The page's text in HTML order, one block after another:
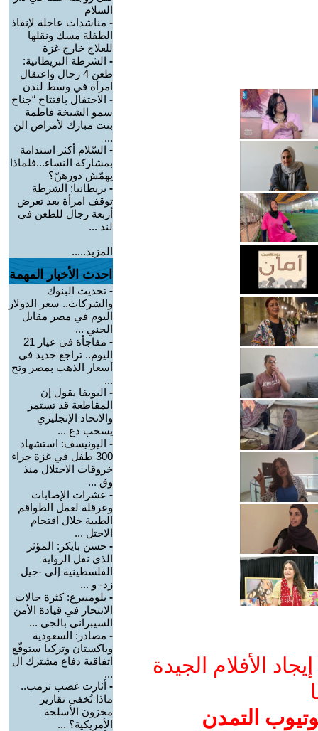
الأفلام الجيدة
التمدن
السلام
- مناشدات عاجلة لإنقاذ
الطفلة مسك ونقلها
للعلاج خارج غزة
- الشرطة البريطانية:
طعن 4 رجال واعتقال
امرأة في وسط لندن
- الاحتفال بافتتاح “جناح
سمو الشيخة فاطمة
بنت مبارك لأمراض الن
...
- السّلام أكثر استدامة
بمشاركة النساء...فلماذا
يهمّش دورهنّ؟
- بريطانيا: الشرطة
توقف امرأة بعد تعرض
أربعة رجال للطعن في
لند ...
المزيد.....
احدث الأخبار المهمة
- تحديث البنوك
والشركات.. سعر الدولار
اليوم في مصر مقابل
الجني ...
-
مفاجأة في عيار 21
اليوم.. تراجع جديد في
أسعار الذهب بمصر وتح
...
- اليويفا يقول إن
المقاطعة قد تستمر
والاتحاد الإنجليزي
يسحب دع ...
- اليونيسف: استشهاد
300 طفل في غزة جراء
خروقات الاحتلال منذ
وق ...
- عشرات الإصابات
وعرقلة لعمل الطواقم
الطبية خلال اقتحام
الاحتل ...
- حسن بايكر: المؤثر
الذي نقل الرواية
الفلسطينية إلى -جيل
زد- و ...
- بلومبيرغ: كثرة حالات
الانتحار في قيادة الأمن
السيبراني بالجي ...
- مصادر: السعودية
وباكستان وتركيا ستوقّع
اتفاقية دفاع مشترك ال
...
- أثارت غضب ترمب..
ماذا تُخفي تقارير
مخزون الأسلحة
الأمريكية؟ ...